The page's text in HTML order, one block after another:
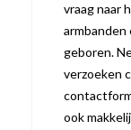
vraag naar
armbanden
geboren.
verzoeken
ook